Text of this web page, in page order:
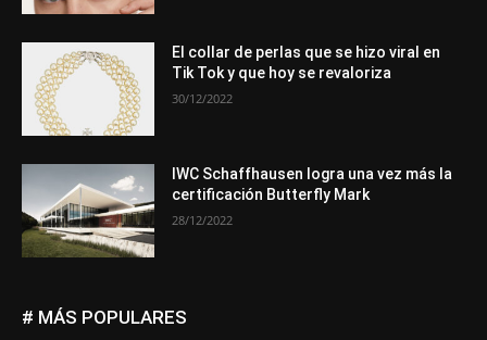
El collar de perlas que se hizo viral en
Tik Tok y que hoy se revaloriza
30/12/2022
IWC Schaffhausen logra una vez más la
certificación Butterfly Mark
28/12/2022
# MÁS POPULARES